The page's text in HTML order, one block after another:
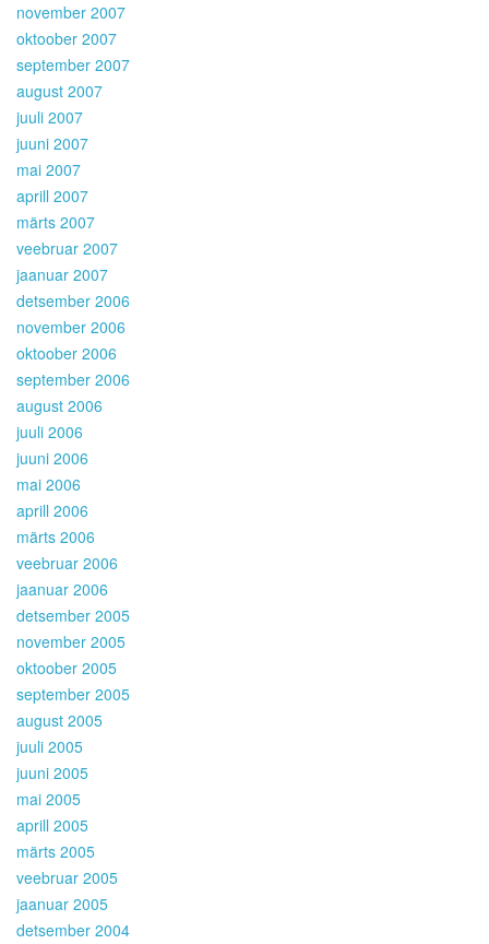
november 2007
oktoober 2007
september 2007
august 2007
juuli 2007
juuni 2007
mai 2007
aprill 2007
märts 2007
veebruar 2007
jaanuar 2007
detsember 2006
november 2006
oktoober 2006
september 2006
august 2006
juuli 2006
juuni 2006
mai 2006
aprill 2006
märts 2006
veebruar 2006
jaanuar 2006
detsember 2005
november 2005
oktoober 2005
september 2005
august 2005
juuli 2005
juuni 2005
mai 2005
aprill 2005
märts 2005
veebruar 2005
jaanuar 2005
detsember 2004